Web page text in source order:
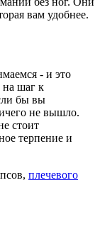
вам удобнее.
- и это
на шаг к
бы вы
не вышло.
стоит
терпение и
плечевого